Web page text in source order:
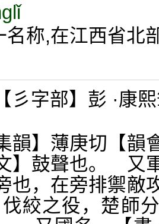
名称,在江西省北
彡字部】彭 ·康
韻】薄庚切【韻
】鼓聲也。 又
也，在旁排禦
伐絞之役，楚師